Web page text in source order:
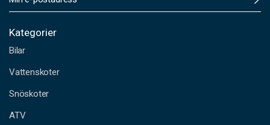
-
o
t
a
r
s
Kategorier
Bilar
Vattenskoter
Snöskoter
ATV